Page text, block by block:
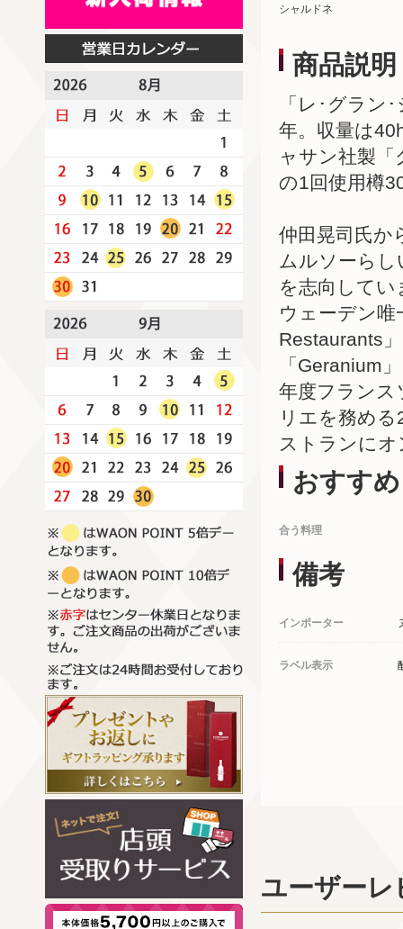
シャルドネ
商品説明
「レ･グラン
年。収量は
ャサン社製
の1回使用樽
仲田晃司氏か
ムルソーら
を志向して
ウェーデン唯
Restaurants
「Geranium
年度フランス
リエを務め
ストランに
おすすめ
合う料理
備考
インポーター
ラベル表示
ユーザーレ